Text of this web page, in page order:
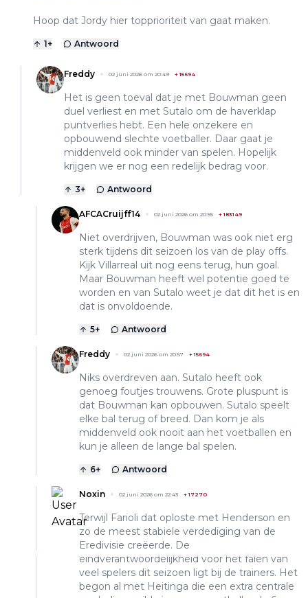
Hoop dat Jordy hier topprioriteit van gaat maken.
1+ Antwoord
Freddy 02 juni 2026 om 20:49 +15694
Het is geen toeval dat je met Bouwman geen
duel verliest en met Sutalo om de haverklap
puntverlies hebt. Een hele onzekere en
opbouwend slechte voetballer. Daar gaat je
middenveld ook minder van spelen. Hopelijk
krijgen we er nog een redelijk bedrag voor.
3+ Antwoord
AFCACruijff14 02 juni 2026 om 20:55 +183149
Niet overdrijven, Bouwman was ook niet erg
sterk tijdens dit seizoen los van de play offs.
Kijk Villarreal uit nog eens terug, hun goal.
Maar Bouwman heeft wel potentie goed te
worden en van Sutalo weet je dat dit het is en
dat is onvoldoende.
5+ Antwoord
Freddy 02 juni 2026 om 20:57 +15694
Niks overdreven aan. Sutalo heeft ook
genoeg foutjes trouwens. Grote pluspunt is
dat Bouwman kan opbouwen. Sutalo speelt
elke bal terug of breed. Dan kom je als
middenveld ook nooit aan het voetballen en
kun je alleen de lange bal spelen.
6+ Antwoord
Noxin 02 juni 2026 om 22:43 +17270
Terwijl Farioli dat oploste met Henderson en
zo de meest stabiele verdediging van de
Eredivisie creëerde. De
eindverantwoordelijkheid voor het falen van
veel spelers dit seizoen ligt bij de trainers. Het
begon al met Heitinga die een extra centrale